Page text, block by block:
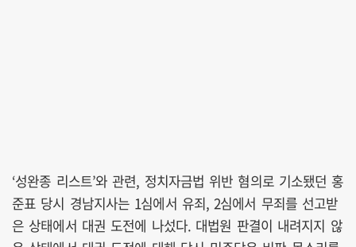
‘성완종 리스트’와 관련, 정치자금법 위반 혐의로 기소됐던 홍
준표 당시 경남지사는 1심에서 유죄, 2심에서 무죄를 선고받
은 상태에서 대권 도전에 나섰다. 대법원 판결이 내려지지 않